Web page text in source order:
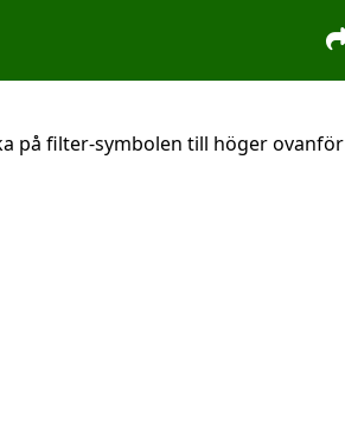
på filter-symbolen till höger ovanför